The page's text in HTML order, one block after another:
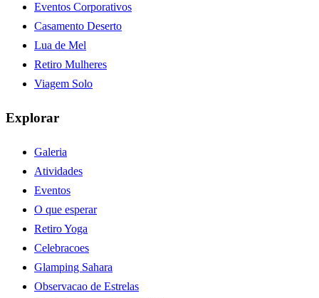
Eventos Corporativos
Casamento Deserto
Lua de Mel
Retiro Mulheres
Viagem Solo
Explorar
Galeria
Atividades
Eventos
O que esperar
Retiro Yoga
Celebracoes
Glamping Sahara
Observacao de Estrelas